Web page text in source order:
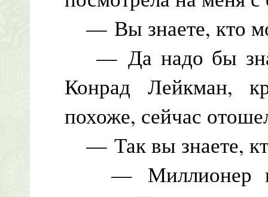
— Вы знаете, кто
— Да надо бы
Конрад Лейкман,
похоже, сейчас
— Так вы знаете,
— Миллионер